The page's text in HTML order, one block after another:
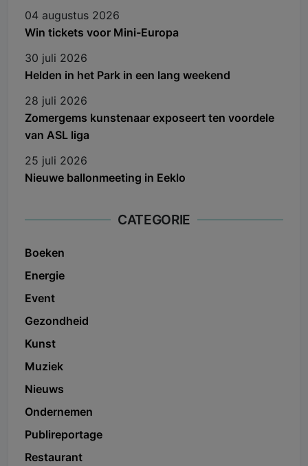
04 augustus 2026
Win tickets voor Mini-Europa
30 juli 2026
Helden in het Park in een lang weekend
28 juli 2026
Zomergems kunstenaar exposeert ten voordele
van ASL liga
25 juli 2026
Nieuwe ballonmeeting in Eeklo
CATEGORIE
Boeken
Energie
Event
Gezondheid
Kunst
Muziek
Nieuws
Ondernemen
Publireportage
Restaurant